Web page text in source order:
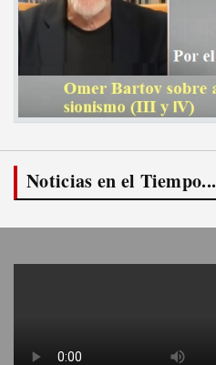
Noticias en el Tiempo...